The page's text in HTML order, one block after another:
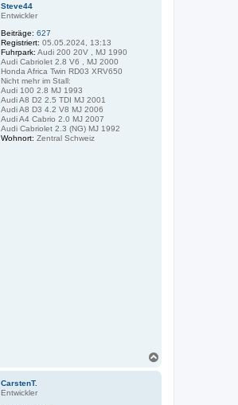
Steve44
Entwickler
Beiträge: 627
Registriert: 05.05.2024, 13:13
Fuhrpark: Audi 200 20V , MJ 1990
Audi Cabriolet 2.8 V6 , MJ 2000
Honda Africa Twin RD03 XRV650
Nicht mehr im Stall:
Audi 100 2.8 MJ 1993
Audi A8 D2 2.5 TDI MJ 2001
Audi A8 D3 4.2 V8 MJ 2006
Audi A4 Cabrio 2.0 MJ 2007
Audi Cabriolet 2.3 (NG) MJ 1992
Wohnort: Zentral Schweiz
CarstenT.
Entwickler